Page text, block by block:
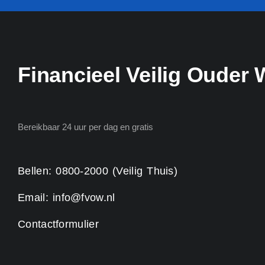
Financieel Veilig Ouder
Bereikbaar 24 uur per dag en gratis
Bellen: 0800-2000 (Veilig Thuis)
Email: info@fvow.nl
Contactformulier